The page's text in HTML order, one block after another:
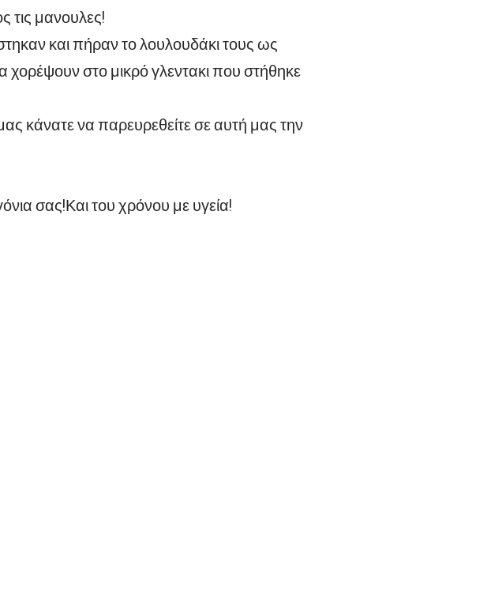
τις μανουλες!
και πήραν το λουλουδάκι τους ως
στο μικρό γλεντακι που στήθηκε
κάνατε να παρευρεθείτε σε αυτή μας την
σας!Και του χρόνου με υγεία!